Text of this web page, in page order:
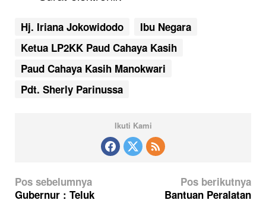
Hj. Iriana Jokowidodo
Ibu Negara
Ketua LP2KK Paud Cahaya Kasih
Paud Cahaya Kasih Manokwari
Pdt. Sherly Parinussa
Ikuti Kami
N
Pos sebelumnya
Gubernur : Teluk
Pos berikutnya
Bantuan Peralatan